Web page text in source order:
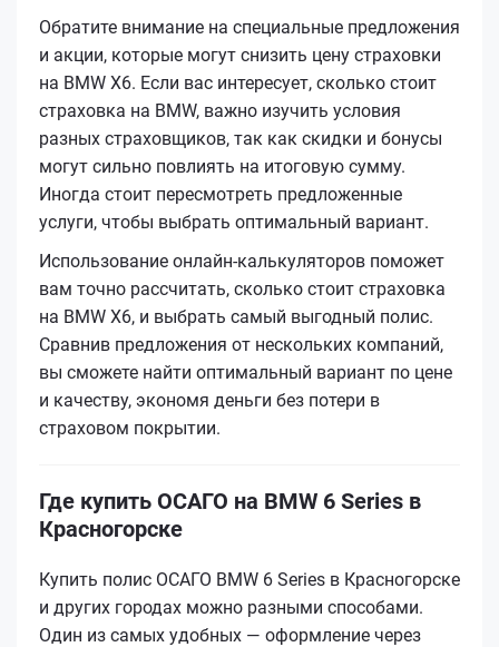
Обратите внимание на специальные предложения
и акции, которые могут снизить цену страховки
на BMW X6. Если вас интересует, сколько стоит
страховка на BMW, важно изучить условия
разных страховщиков, так как скидки и бонусы
могут сильно повлиять на итоговую сумму.
Иногда стоит пересмотреть предложенные
услуги, чтобы выбрать оптимальный вариант.
Использование онлайн-калькуляторов поможет
вам точно рассчитать, сколько стоит страховка
на BMW X6, и выбрать самый выгодный полис.
Сравнив предложения от нескольких компаний,
вы сможете найти оптимальный вариант по цене
и качеству, экономя деньги без потери в
страховом покрытии.
Где купить ОСАГО на BMW 6 Series в
Красногорске
Купить полис ОСАГО BMW 6 Series в Красногорске
и других городах можно разными способами.
Один из самых удобных — оформление через